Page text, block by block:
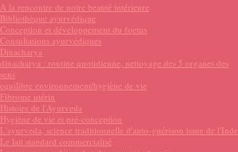
A la rencontre de notre beauté intérieure
Bibliothèque ayurvédique
Conception et développement du foetus
Consultations ayurvédiques
Dinacharya
dinacharya : routine quotidienne, nettoyage des 5 organes des
sens
equilibre environnement/hygiène de vie
Fibrome utérin
Histoire de l'Ayurveda
Hygiène de vie et pré-conception
L'ayurveda, science traditionnelle d'auto-guérison issue de l'Inde
Le lait standard commercialisé